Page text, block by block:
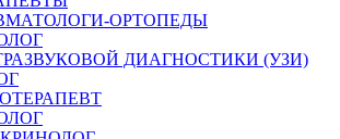
ОРТОПЕДЫ
ДИАГНОСТИКИ (УЗИ)